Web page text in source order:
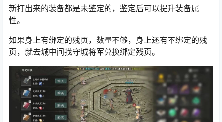
新打出来的装备都是未鉴定的， 鉴定后可以提升装备属
性。
如果身上有绑定的残页，数量不够，身上还有不绑定的残
页，就去城中间找守城将军兑换绑定残页。